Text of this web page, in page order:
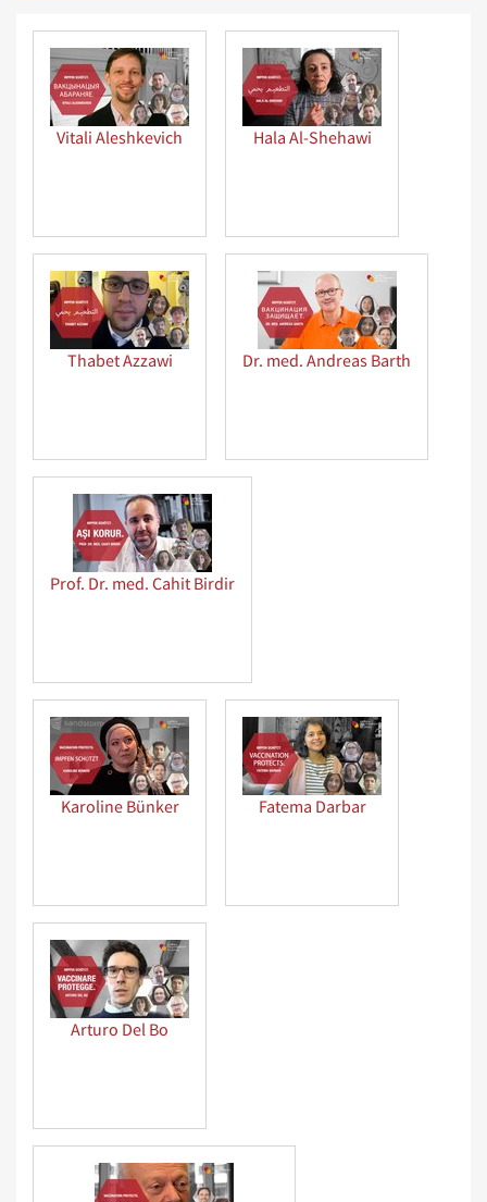
Vitali Aleshkevich Hala Al-Shehawi
Thabet Azzawi Dr. med. Andreas Barth
Prof. Dr. med. Cahit Birdir
Karoline Bünker Fatema Darbar
Arturo Del Bo